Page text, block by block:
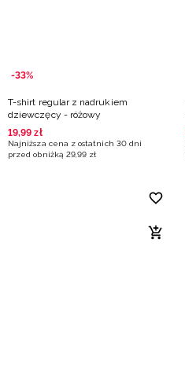
-33%
T-shirt regular z nadrukiem
dziewczęcy - różowy
19,99 zł
Najniższa cena z ostatnich 30 dni
przed obniżką 29,99 zł